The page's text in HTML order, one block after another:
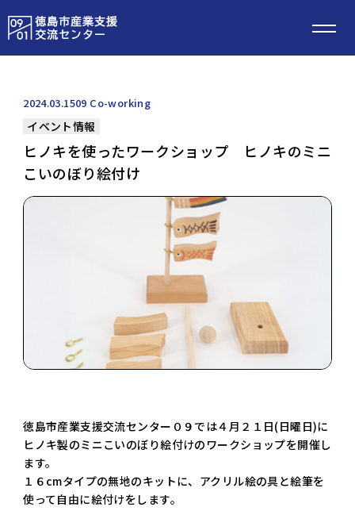
2024.03.1509 Co-working
イベント情報
ヒノキを使ったワークショップ ヒノキのミニ
こいのぼり絵付け
徳島市産業支援交流センター０９では４月２１日(日曜日)に
ヒノキ製のミニこいのぼり絵付けのワークショップを開催し
ます。
１６cmタイプの無地のキットに、アクリル絵の具と絵筆を
使って自由に絵付けをします。